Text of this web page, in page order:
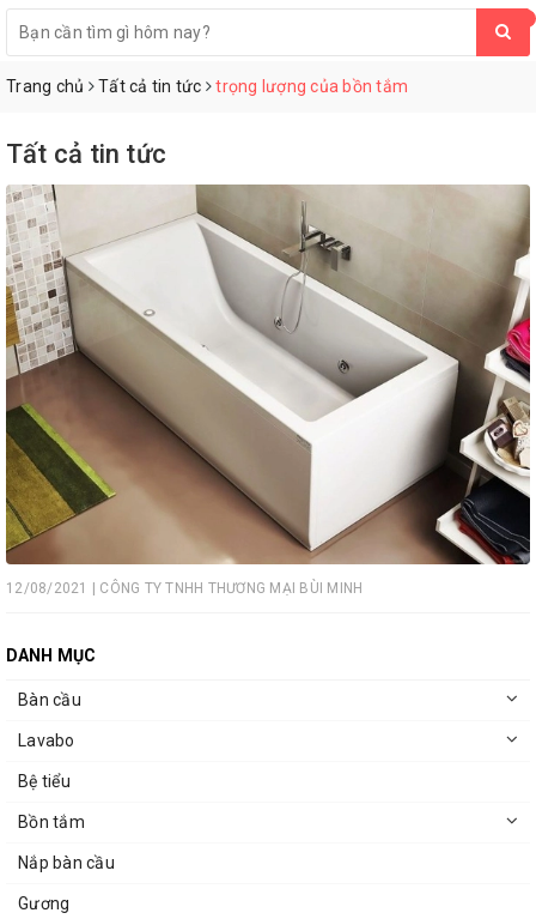
Trang chủ Tất cả tin tức trọng lượng của bồn tắm
Tất cả tin tức
12/08/2021 | CÔNG TY TNHH THƯƠNG MẠI BÙI MINH
DANH MỤC
Bàn cầu
Lavabo
Bệ tiểu
Bồn tắm
Nắp bàn cầu
Gương